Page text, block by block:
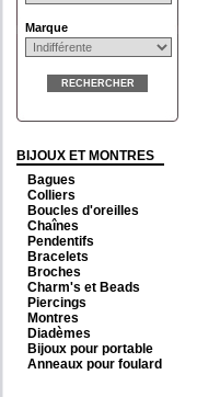
Marque
RECHERCHER
BIJOUX ET MONTRES
Bagues
Colliers
Boucles d'oreilles
Chaînes
Pendentifs
Bracelets
Broches
Charm's et Beads
Piercings
Montres
Diadèmes
Bijoux pour portable
Anneaux pour foulard